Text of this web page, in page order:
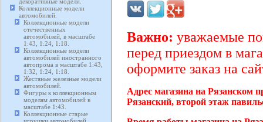
Коллекционные модели
автомобилей.
Коллекционные модели
отечественных
автомобилей, в масштабе
1:43, 1:24, 1:18.
Коллекционные модели
автомобилей иностранного
автопрома в масштабе 1:43,
1:32, 1:24, 1:18.
Жестяные железные модели
автомобилей.
Фигуры к коллекционным
моделям автомобилей в
масштабе 1:43.
Коллекционные старые
Важно: уважаемые
перед приездом в
оформите заказ на
Адрес магазина на Рязанском
Рязанский, второй этаж